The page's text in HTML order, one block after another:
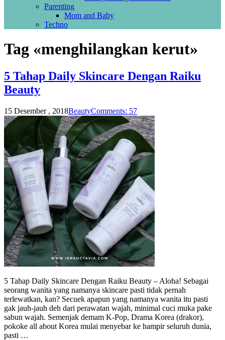
Parenting
Mom and Baby
Techno
Tag «menghilangkan kerut»
5 Tahap Daily Skincare Dengan Raiku
Beauty
15 Desember , 2018BeautyComments: 57
5 Tahap Daily Skincare Dengan Raiku Beauty – Aloha! Sebagai
seorang wanita yang namanya skincare pasti tidak pernah
terlewatkan, kan? Secuek apapun yang namanya wanita itu pasti
gak jauh-jauh deh dari perawatan wajah, minimal cuci muka pake
sabun wajah. Semenjak demam K-Pop, Drama Korea (drakor),
pokoke all about Korea mulai menyebar ke hampir seluruh dunia,
pasti …